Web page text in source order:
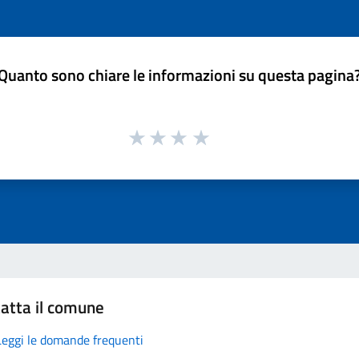
sono chiare le informazioni su questa
il comune
le domande frequenti